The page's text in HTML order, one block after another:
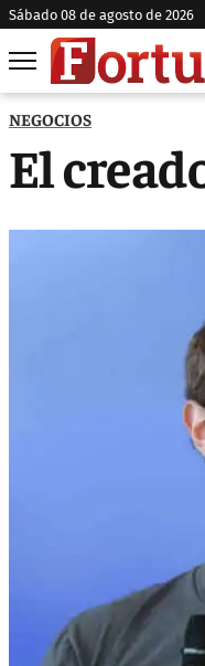
sábado 08 de agosto de 2026
NEGOCIOS
El